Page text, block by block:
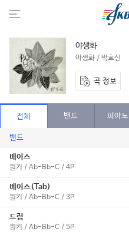
야생화
야생화 / 박효신
곡 정보
전체 밴드 피아노
밴드
베이스
원키 / Ab-Bb-C / 4P
베이스(Tab)
원키 / Ab-Bb-C / 3P
드럼
원키 / Ab-Bb-C / 5P